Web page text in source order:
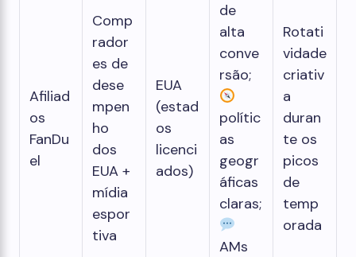
Afiliad
os
FanDu
el
Comp
rador
es de
dese
mpen
ho
dos
EUA +
mídia
espor
tiva
EUA
(estad
os
licenci
ados)
de
alta
conve
rsão;
polític
as
geogr
áficas
claras;
AMs
Rotati
vidade
criativ
a
duran
te os
picos
de
temp
orada